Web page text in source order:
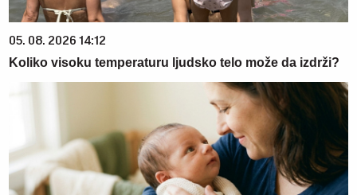
05. 08. 2026 14:12
Koliko visoku temperaturu ljudsko telo može da izdrži?